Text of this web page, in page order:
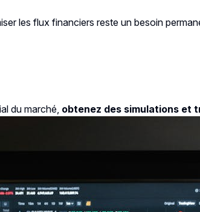
les flux financiers reste un besoin
du marché, obtenez des simulations et